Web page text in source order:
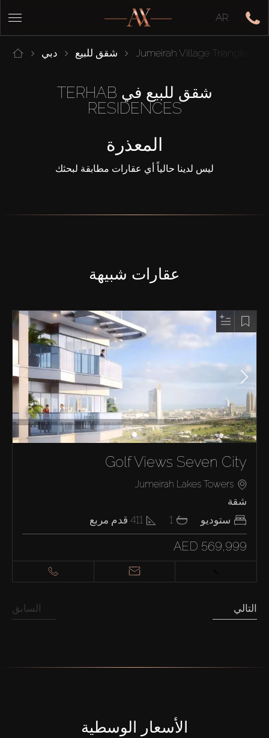
AR
دبي شقق للبيع Jumeirah Village Triangle
شقق للبيع في TERHAB
RESIDENCES
المعذرة
ليس لدينا حالياً أي عقارات مطابقة لبحثك
عقارات شبيهة
Golf Views Seven City
Jumeirah Lakes Towers
شقة
ستوديو
1
411 قدم مربع
AED 569,999
السابق التالي
الأسعار الوسطية